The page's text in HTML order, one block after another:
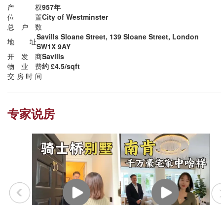
产权957年
位置City of Westminster
总户数
地址Savills Sloane Street, 139 Sloane Street, London
SW1X 9AY
开发商Savills
物业费约 £4.5/sqft
交房时间
专家说房